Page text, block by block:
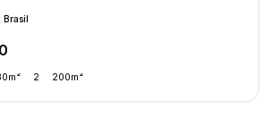
2 200m²